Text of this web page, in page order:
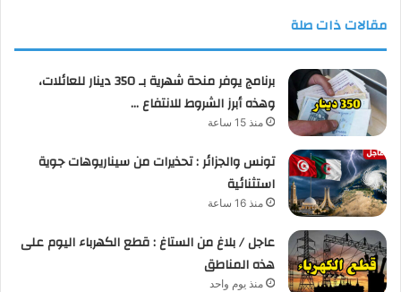
مقالات ذات صلة
برنامج يوفر منحة شهرية بـ 350 دينار للعائلات،
وهذه أبرز الشروط للانتفاع …
منذ 15 ساعة
تونس والجزائر : تحذيرات من سيناريوهات جوية
استثنائية
منذ 16 ساعة
عاجل / بلاغ من الستاغ : قطع الكهرباء اليوم على
هذه المناطق
منذ يوم واحد